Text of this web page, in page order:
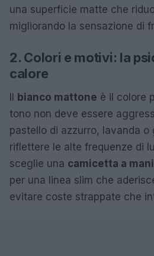
una superficie matte che
migliorando la sensazione di
2. Colori e motivi: la
calore
bianco mattone è il colore
tono non deve essere
pastello di azzurro, lavanda
riflettere le alte frequenze di
sceglie una camicetta a
per una linea slim che
evitare coste strappate che